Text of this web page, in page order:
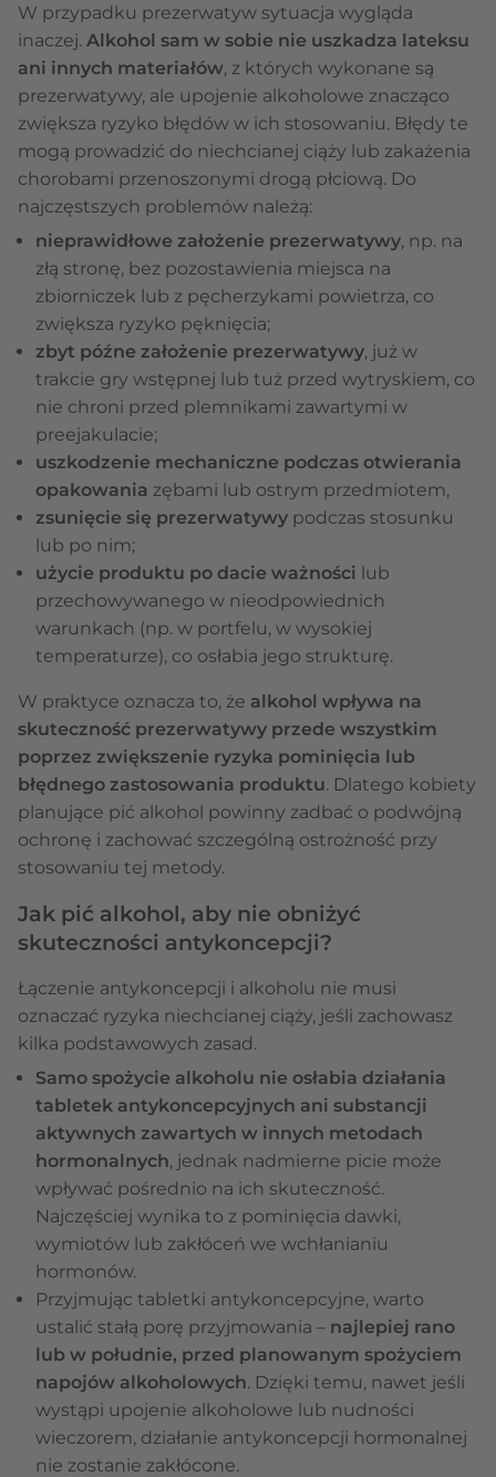
W przypadku prezerwatyw sytuacja wygląda
inaczej. Alkohol sam w sobie nie uszkadza lateksu
ani innych materiałów, z których wykonane są
prezerwatywy, ale upojenie alkoholowe znacząco
zwiększa ryzyko błędów w ich stosowaniu. Błędy te
mogą prowadzić do niechcianej ciąży lub zakażenia
chorobami przenoszonymi drogą płciową. Do
najczęstszych problemów należą:
nieprawidłowe założenie prezerwatywy, np. na
złą stronę, bez pozostawienia miejsca na
zbiorniczek lub z pęcherzykami powietrza, co
zwiększa ryzyko pęknięcia;
zbyt późne założenie prezerwatywy, już w
trakcie gry wstępnej lub tuż przed wytryskiem, co
nie chroni przed plemnikami zawartymi w
preejakulacie;
uszkodzenie mechaniczne podczas otwierania
opakowania zębami lub ostrym przedmiotem,
zsunięcie się prezerwatywy podczas stosunku
lub po nim;
użycie produktu po dacie ważności lub
przechowywanego w nieodpowiednich
warunkach (np. w portfelu, w wysokiej
temperaturze), co osłabia jego strukturę.
W praktyce oznacza to, że alkohol wpływa na
skuteczność prezerwatywy przede wszystkim
poprzez zwiększenie ryzyka pominięcia lub
błędnego zastosowania produktu. Dlatego kobiety
planujące pić alkohol powinny zadbać o podwójną
ochronę i zachować szczególną ostrożność przy
stosowaniu tej metody.
Jak pić alkohol, aby nie obniżyć
skuteczności antykoncepcji?
Łączenie antykoncepcji i alkoholu nie musi
oznaczać ryzyka niechcianej ciąży, jeśli zachowasz
kilka podstawowych zasad.
Samo spożycie alkoholu nie osłabia działania
tabletek antykoncepcyjnych ani substancji
aktywnych zawartych w innych metodach
hormonalnych, jednak nadmierne picie może
wpływać pośrednio na ich skuteczność.
Najczęściej wynika to z pominięcia dawki,
wymiotów lub zakłóceń we wchłanianiu
hormonów.
Przyjmując tabletki antykoncepcyjne, warto
ustalić stałą porę przyjmowania – najlepiej rano
lub w południe, przed planowanym spożyciem
napojów alkoholowych. Dzięki temu, nawet jeśli
wystąpi upojenie alkoholowe lub nudności
wieczorem, działanie antykoncepcji hormonalnej
nie zostanie zakłócone.